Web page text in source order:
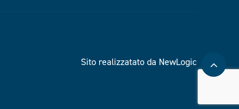
Sito realizzatato da NewLogic